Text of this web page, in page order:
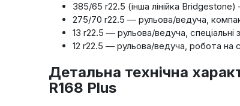
385/65 r22.5 (інша лінійка
275/70 r22.5 — рульова/ведуча,
13 r22.5 — рульова/ведуча, спеціальні
12 r22.5 — рульова/ведуча, робота на
Детальна технічна
R168 Plus